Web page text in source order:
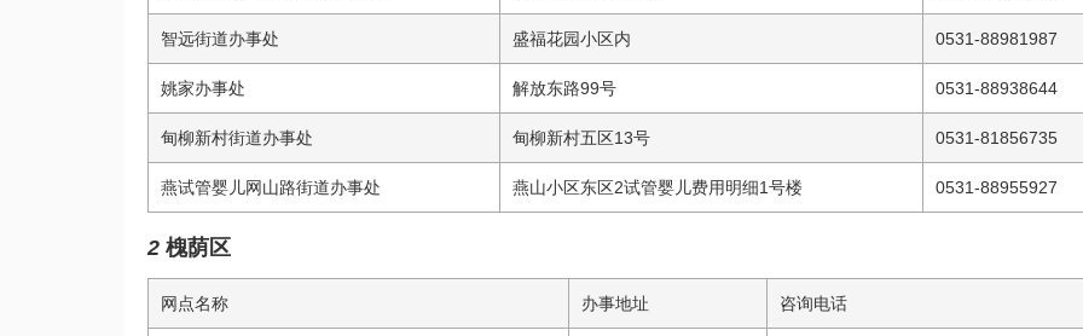
智远街道办事处 盛福花园小区内 0531-88981987
姚家办事处 解放东路99号 0531-88938644
甸柳新村街道办事处 甸柳新村五区13号 0531-81856735
燕试管婴儿网山路街道办事处 燕山小区东区2试管婴儿费用明细1号楼 0531-88955927
2 槐荫区
网点名称 办事地址 咨询电话